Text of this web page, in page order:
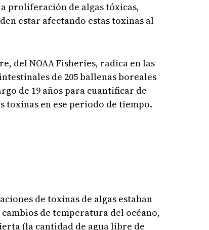
proliferación de algas tóxicas,
estar afectando estas toxinas al
del NOAA Fisheries, radica en las
de 205 ballenas boreales
de 19 años para cuantificar de
toxinas en ese periodo de tiempo.
de toxinas de algas estaban
de temperatura del océano,
(la cantidad de agua libre de